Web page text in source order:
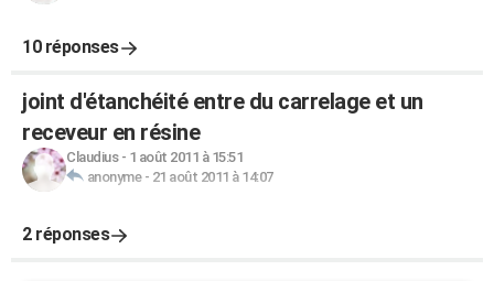
10 réponses
joint d'étanchéité entre du carrelage et un
receveur en résine
Claudius- 1 août 2011 à 15:51
anonyme- 21 août 2011 à 14:07
2 réponses